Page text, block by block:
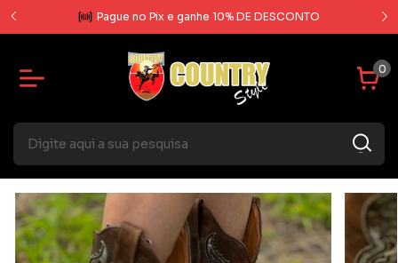
Pague no Pix e ganhe 10% DE DESCONTO
0